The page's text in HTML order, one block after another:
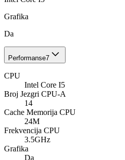
Grafika
Da
Performanse7
CPU
Intel Core I5
Broj Jezgri CPU-A
14
Cache Memorija CPU
24M
Frekvencija CPU
3.5GHz
Grafika
Da